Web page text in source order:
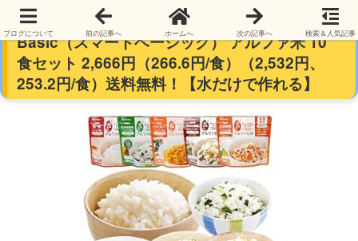
【本日最終日】【5年保存可能】Smart
Basic（スマートベーシック） アルファ米 10
食セット 2,666円（266.6円/食）（2,532円、
253.2円/食）送料無料！【水だけで作れる】
ブログについて 前の記事へ ホームへ 次の記事へ 検索＆人気記事